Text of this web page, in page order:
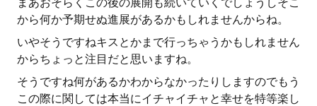
から何か予期せぬ進展があるかもしれませんからね。
いやそうですねキスとかまで行っちゃうかもしれません
からちょっと注目だと思いますね。
そうですね何があるかわからなかったりしますのでもう
この際に関しては本当にイチャイチャと幸せを特等楽し